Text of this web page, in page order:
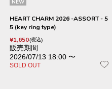
NEW
HEART CHARM 2026 -ASSORT - 5
5 (key ring type)
¥1,650 税込
販売期間
2026/07/13 18:00 〜
SOLD OUT